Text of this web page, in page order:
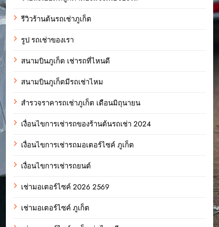
รีวิวร้านต้นรถเช่าภูเก็ต
รูป รถเช่าของเรา
สนามบินภูเก็ต เช่ารถที่ไหนดี
สนามบินภูเก็ตมีรถเช่าไหม
สำรวจราคารถเช่าภูเก็ต เดือนมิถุนายน
เงื่อนไขการเช่ารถของร้านต้นรถเช่า 2024
เงื่อนไขการเช่ารถมอเตอร์ไซค์ ภูเก็ต
เงื่อนไขการเช่ารถยนต์
เช่ามอเตอร์ไซค์ 2026 2569
เช่ามอเตอร์ไซค์ ภูเก็ต